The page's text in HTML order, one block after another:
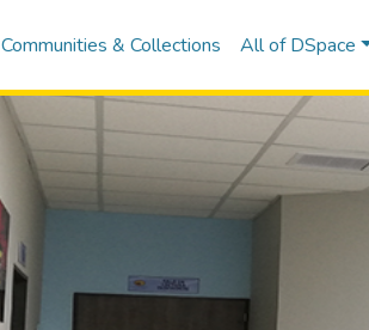
Communities & Collections All of DSpace